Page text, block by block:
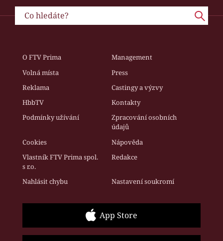
O FTV Prima
Management
Volná místa
Press
Reklama
Castingy a výzvy
HbbTV
Kontakty
Podmínky užívání
Zpracování osobních
údajů
Cookies
Nápověda
Vlastník FTV Prima spol.
s r.o.
Redakce
Nahlásit chybu Nastavení soukromí
App Store